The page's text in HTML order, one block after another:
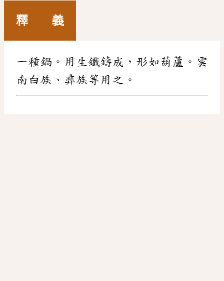
釋 義
一種鍋。用生鐵鑄成，形如葫蘆。雲
南白族、彞族等用之。